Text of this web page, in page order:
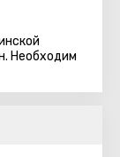
Необходим